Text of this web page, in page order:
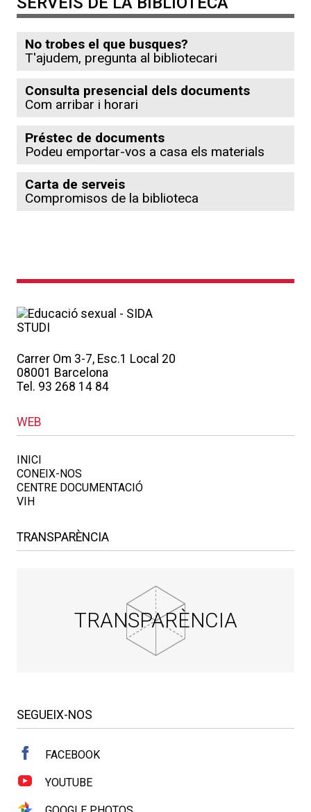
No trobes el que busques?
T'ajudem, pregunta al bibliotecari
Consulta presencial dels documents
Com arribar i horari
Préstec de documents
Podeu emportar-vos a casa els materials
Carta de serveis
Compromisos de la biblioteca
Carrer Om 3-7, Esc.1 Local 20
08001 Barcelona
Tel. 93 268 14 84
WEB
INICI
CONEIX-NOS
CENTRE DOCUMENTACIÓ
VIH
TRANSPARÈNCIA
TRANSPARÈNCIA
SEGUEIX-NOS
FACEBOOK
YOUTUBE